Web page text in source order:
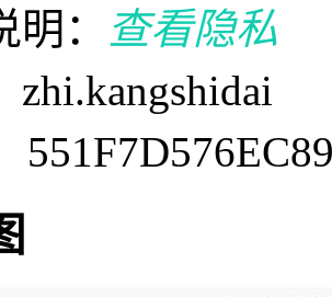
：
查看隐私
zhi.kangshidai